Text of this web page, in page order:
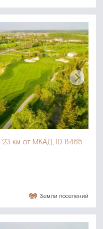
23 км от МКАД, ID 8465
Земли поселений